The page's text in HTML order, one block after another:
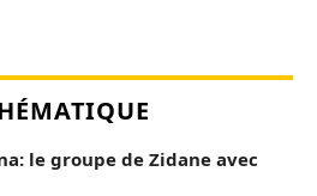
le groupe de Zidane avec